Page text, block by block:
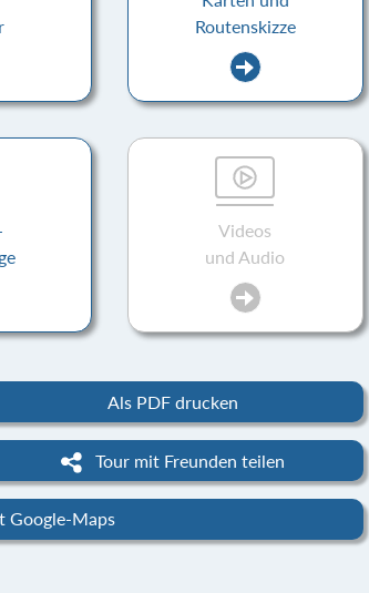
Routenskizze
Videos
und Audio
Als PDF drucken
Tour mit Freunden teilen
Google-Maps